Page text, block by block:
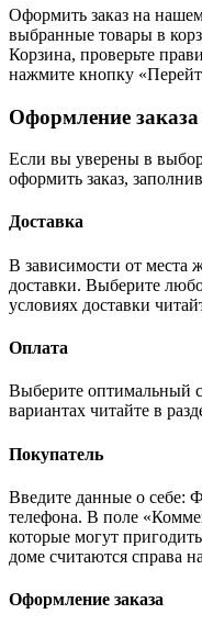
Оформить заказ на
выбранные товары в
Корзина, проверьте
нажмите кнопку
Оформление
Если вы уверены в
оформить заказ,
Доставка
В зависимости от места
доставки. Выберите
условиях доставки
Оплата
Выберите оптимальный
вариантах читайте в
Покупатель
Введите данные о себе:
телефона. В поле
которые могут
доме считаются справа
Оформление заказа